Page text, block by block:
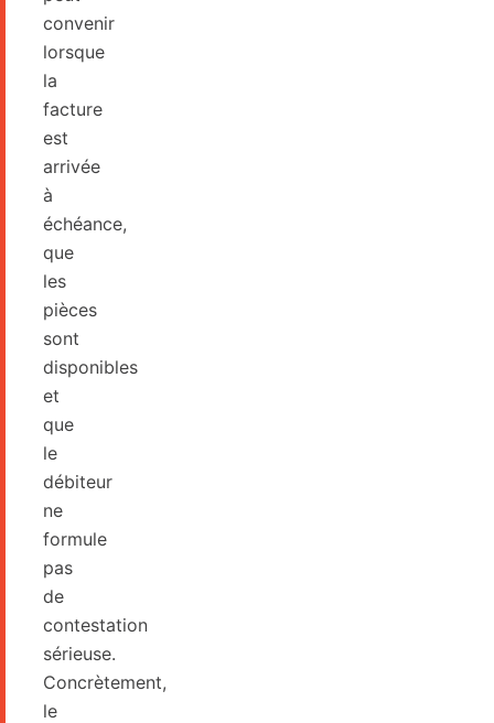
convenir
lorsque
la
facture
est
arrivée
à
échéance,
que
les
pièces
sont
disponibles
et
que
le
débiteur
ne
formule
pas
de
contestation
sérieuse.
Concrètement,
le